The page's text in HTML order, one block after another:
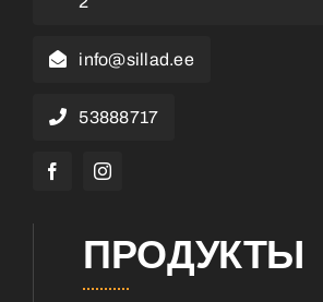
info@sillad.ee
53888717
ПРОДУКТЫ